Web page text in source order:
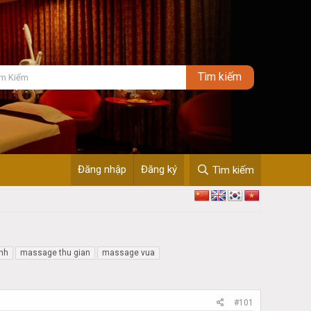
Đăng nhập Đăng ký Tìm kiếm
massage thu gian massage vua
#101